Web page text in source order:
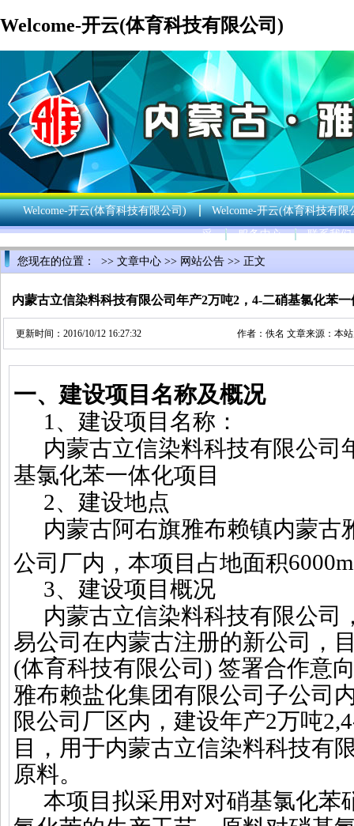
Welcome-开云(体育科技有限公司)
Welcome-开云(体育科技有限公司)
Welcome-开云(体育科技有限
采
服务中心 联系我们
您现在的位置： >> 文章中心 >> 网站公告 >> 正文
内蒙古立信染料科技有限公司年产2万吨2，4-二硝基氯化苯
更新时间：2016/10/12 16:27:32 作者：佚名 文章来源：本
一、建设项目名称及概况
1 、建设项目名称：
内蒙古立信染料科技有限公司
基氯化苯一体化项目
2、建设地点
内蒙古阿右旗雅布赖镇内蒙古
公司厂内，本项目占地面积6000m
3、建设项目概况
内蒙古立信染料科技有限公司
易公司在内蒙古注册的新公司，
(体育科技有限公司) 签署合作意
雅布赖盐化集团有限公司子公司
限公司厂区内，建设年产2万吨
目，用于内蒙古立信染料科技有
原料。
本项目拟采用对对硝基氯化苯